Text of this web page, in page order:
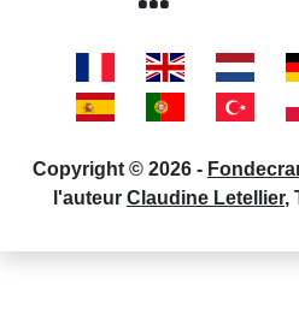
Copyright © 2026 -
l'auteur Claudine Letellier,